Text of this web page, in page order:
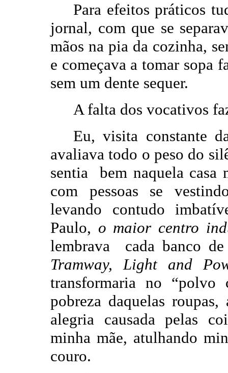
Para efeitos práticos
jornal, com que se
mãos na pia da cozinha,
e começava a tomar sopa
sem um dente sequer.
A falta dos vocativos
Eu, visita constante
avaliava todo o peso do
sentia bem naquela casa
com pessoas se
levando contudo
Paulo, o maior centro
lembrava cada banco de
Tramway, Light and
transformaria no “polvo
pobreza daquelas
alegria causada pelas
minha mãe, atulhando
couro.